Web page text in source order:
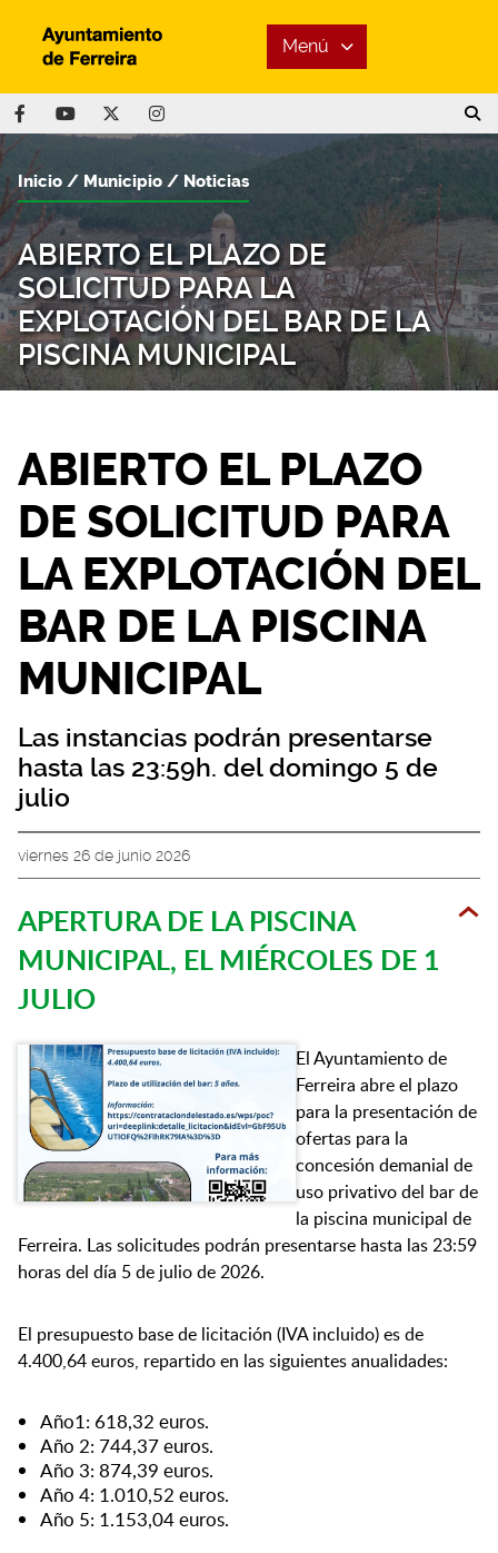
Menú
ABIERTO EL PLAZO DE
SOLICITUD PARA LA
EXPLOTACIÓN DEL BAR DE LA
PISCINA MUNICIPAL
Inicio Municipio Noticias
ABIERTO EL PLAZO
DE SOLICITUD PARA
LA EXPLOTACIÓN DEL
BAR DE LA PISCINA
MUNICIPAL
Las instancias podrán presentarse
hasta las 23:59h. del domingo 5 de
julio
viernes 26 de junio 2026
APERTURA DE LA PISCINA
MUNICIPAL, EL MIÉRCOLES DE 1
JULIO
El Ayuntamiento de
Ferreira abre el plazo
para la presentación de
ofertas para la
concesión demanial de
uso privativo del bar de
la piscina municipal de
Ferreira. Las solicitudes podrán presentarse hasta las 23:59
horas del día 5 de julio de 2026.
El presupuesto base de licitación (IVA incluido) es de
4.400,64 euros, repartido en las siguientes anualidades:
Año1: 618,32 euros.
Año 2: 744,37 euros.
Año 3: 874,39 euros.
Año 4: 1.010,52 euros.
Año 5: 1.153,04 euros.